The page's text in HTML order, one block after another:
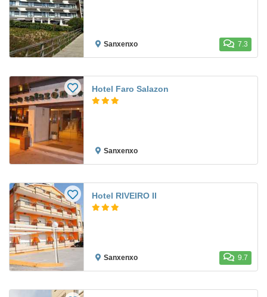
Sanxenxo 7.3
Hotel Faro Salazon
Sanxenxo
Hotel RIVEIRO II
Sanxenxo 9.7